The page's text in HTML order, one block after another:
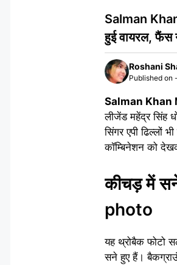
Salman
हुई वायरल, फैंस
Roshani
Published on -
Salman Khan
लीजेंड महेंद्र सिंह
सिंगर एपी
कॉम्बिनेशन को
कीचड़ में
photo
यह थ्रोबैक फोटो
सने हुए हैं।